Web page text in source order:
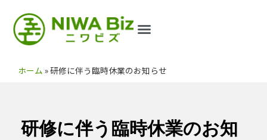
ホーム »研修に伴う臨時休業のお知らせ
研修に伴う臨時休業のお知